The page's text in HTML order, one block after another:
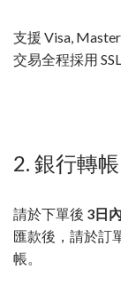
支援 Visa,
交易全程採用
2. 銀行轉
請於下單後 3日內
匯款後，請於訂
帳。